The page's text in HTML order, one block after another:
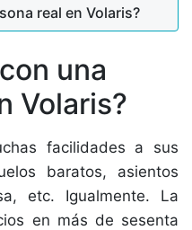
real en Volaris?
una
Volaris?
facilidades a sus
baratos, asientos
etc. Igualmente. La
en más de sesenta